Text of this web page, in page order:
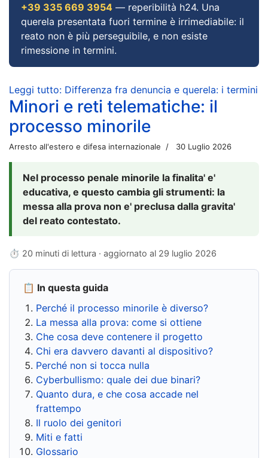
+39 335 669 3954 — reperibilità h24. Una
querela presentata fuori termine è irrimediabile: il
reato non è più perseguibile, e non esiste
rimessione in termini.
Leggi tutto: Differenza fra denuncia e querela: i termini
Minori e reti telematiche: il
processo minorile
Arresto all'estero e difesa internazionale 30 Luglio 2026
Nel processo penale minorile la finalita' e'
educativa, e questo cambia gli strumenti: la
messa alla prova non e' preclusa dalla gravita'
del reato contestato.
⏱ 20 minuti di lettura · aggiornato al 29 luglio 2026
📋 In questa guida
Perché il processo minorile è diverso?
La messa alla prova: come si ottiene
Che cosa deve contenere il progetto
Chi era davvero davanti al dispositivo?
Perché non si tocca nulla
Cyberbullismo: quale dei due binari?
Quanto dura, e che cosa accade nel
frattempo
Il ruolo dei genitori
Miti e fatti
Glossario